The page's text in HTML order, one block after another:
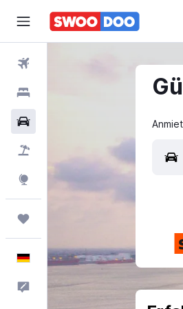
Pauschalreisen
Explore
Deutsch
Feedback